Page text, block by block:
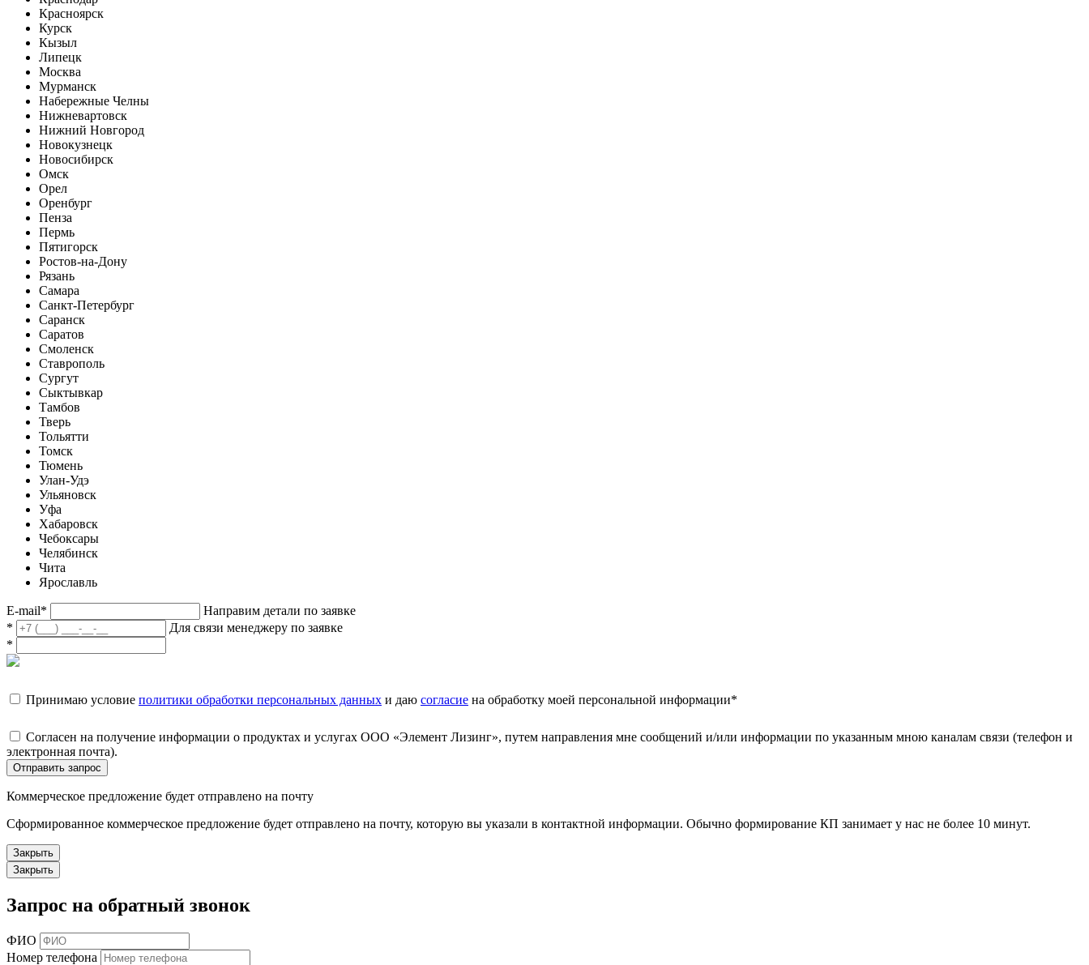
Красноярск
Курск
Кызыл
Липецк
Москва
Мурманск
Набережные Челны
Нижневартовск
Нижний Новгород
Новокузнецк
Новосибирск
Омск
Орел
Оренбург
Пенза
Пермь
Пятигорск
Ростов-на-Дону
Рязань
Самара
Санкт-Петербург
Саранск
Саратов
Смоленск
Ставрополь
Сургут
Сыктывкар
Тамбов
Тверь
Тольятти
Томск
Тюмень
Улан-Удэ
Ульяновск
Уфа
Хабаровск
Чебоксары
Челябинск
Чита
Ярославль
E-mail*
Направим детали по заявке
*
Для связи менеджеру по заявке
*
Принимаю условие политики обработки персональных данных и даю согласие на обработку моей персональной информации*
Согласен на получение информации о продуктах и услугах ООО «Элемент Лизинг», путем направления мне сообщений и/или информации по указанным мною каналам связи (телефон и
электронная почта).
Отправить запрос
Коммерческое предложение будет отправлено на почту
Сформированное коммерческое предложение будет отправлено на почту, которую вы указали в контактной информации. Обычно формирование КП занимает у нас не более 10 минут.
Закрыть
Закрыть
Запрос на обратный звонок
ФИО
Номер телефона